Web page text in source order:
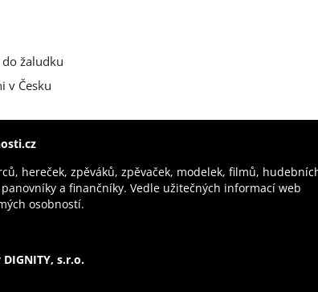
žaludku
v Česku
hereček, zpěváků, zpěvaček, modelek, filmů,
a finančníky. Vedle užitečných informací web
osobností.
DIGNITY, s.r.o.